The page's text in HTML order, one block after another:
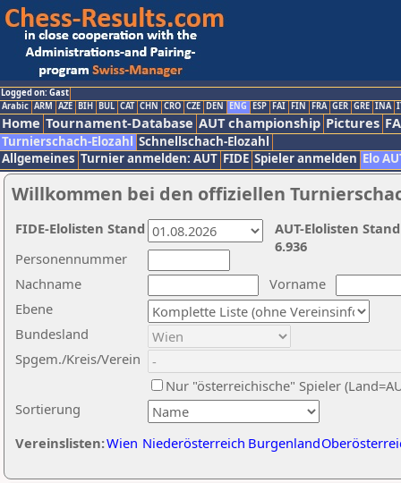
Logged on: Gast
Arabic ARM AZE BIH BUL CAT CHN CRO CZE DEN ENG ESP FAI FIN FRA GER GRE INA
Home Tournament-Database AUT championship Pictures
Turnierschach-Elozahl Schnellschach-Elozahl
Allgemeines Turnier anmelden: AUT FIDE Spieler anmelden Elo
Willkommen bei den offiziellen
Nachname
Vorname
Ebene
Sortierung
Personennummer
Bundesland
Spgem./Kreis/Verein
Nur "österreichische" Spieler
Vereinslisten:Wien Niederösterreich Burgenland
AUT-Elolisten
6.936
FIDE-Elolisten Stand